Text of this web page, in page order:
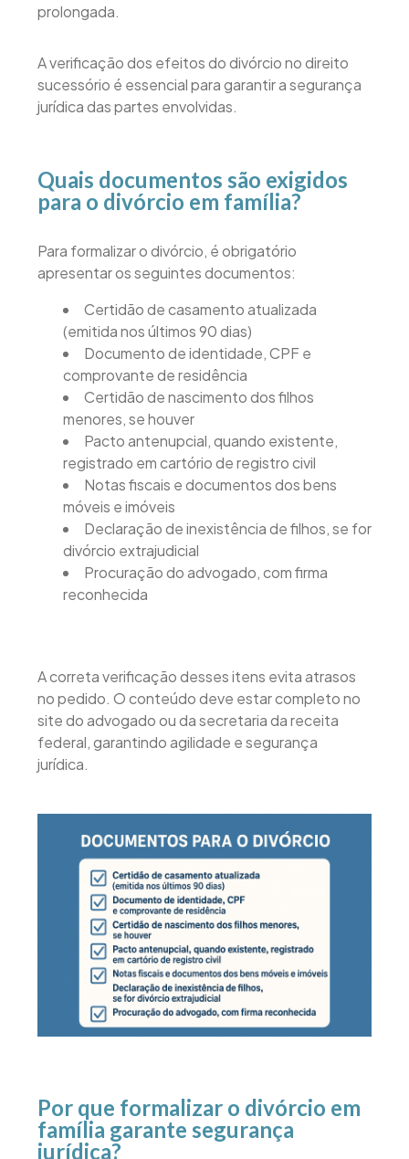
prolongada.
A verificação dos efeitos do divórcio no direito
sucessório é essencial para garantir a segurança
jurídica das partes envolvidas.
Quais documentos são exigidos
para o divórcio em família?
Para formalizar o divórcio, é obrigatório
apresentar os seguintes documentos:
Certidão de casamento atualizada
(emitida nos últimos 90 dias)
Documento de identidade, CPF e
comprovante de residência
Certidão de nascimento dos filhos
menores, se houver
Pacto antenupcial, quando existente,
registrado em cartório de registro civil
Notas fiscais e documentos dos bens
móveis e imóveis
Declaração de inexistência de filhos, se for
divórcio extrajudicial
Procuração do advogado, com firma
reconhecida
A correta verificação desses itens evita atrasos
no pedido. O conteúdo deve estar completo no
site do advogado ou da secretaria da receita
federal, garantindo agilidade e segurança
jurídica.
Por que formalizar o divórcio em
família garante segurança
jurídica?